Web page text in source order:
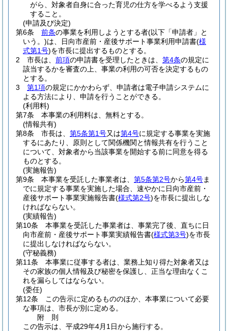
がら、対象者自身に合った育児の仕方を学べるよう支援
すること。
(申請及び決定)
第6条
前条の事業を利用しようとする者(以下「申請者」と
いう。)は、日向市産前・産後サポート事業利用申請書(様
式第1号)を市長に提出するものとする。
2
市長は、 前項の申請書を受理したときは、 第4条の規定に
該当するかを審査の上、事業の利用の可否を決定するもの
とする。
3
第1項の規定にかかわらず、申請者は電子申請システムに
よる方法により、申請を行うことができる。
(利用料)
第7条
本事業の利用料は、無料とする。
(情報共有)
第8条
市長は、 第5条第1号又は第4号に規定する事業を実施
するにあたり、原則として関係機関と情報共有を行うこと
について、対象者から当該事業を開始する前に同意を得る
ものとする。
(実施報告)
第9条
本事業を受託した事業者は、 第5条第2号から第4号ま
でに規定する事業を実施した場合、速やかに日向市産前・
産後サポート事業実施報告書(様式第2号)を市長に提出しな
ければならない。
(実績報告)
第10条
本事業を受託した事業者は、事業完了後、直ちに日
向市産前・産後サポート事業実績報告書(様式第3号)を市長
に提出しなければならない。
(守秘義務)
第11条
本事業に従事する者は、業務上知り得た対象者又は
その家族の個人情報及び秘密を保護し、正当な理由なくこ
れを漏らしてはならない。
(委任)
第12条
この告示に定めるもののほか、本事業について必要
な事項は、市長が別に定める。
附 則
この告示は、平成29年4月1日から施行する。